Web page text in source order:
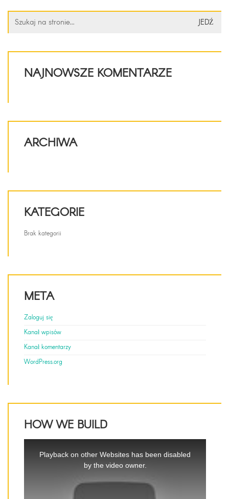
NAJNOWSZE KOMENTARZE
ARCHIWA
KATEGORIE
Brak kategorii
META
Zaloguj się
Kanał wpisów
Kanał komentarzy
WordPress.org
HOW WE BUILD
Playback on other Websites has been disabled
by the video owner.